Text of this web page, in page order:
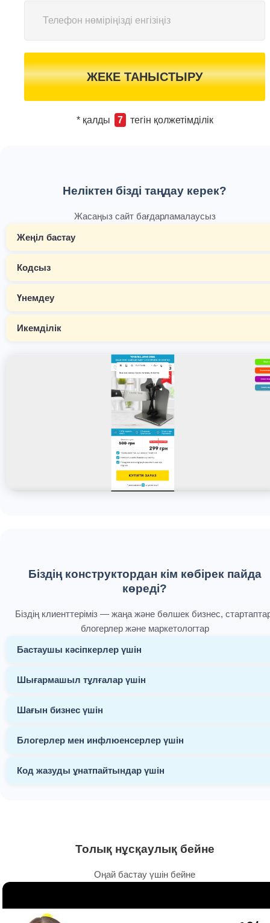
ЖЕКЕ ТАНЫСТЫРУ
* қалды 7 тегін қолжетімділік
Неліктен бізді таңдау керек?
Жасаңыз сайт бағдарламалаусыз
Жеңіл бастау
Кодсыз
Үнемдеу
Икемділік
Біздің конструктордан кім көбірек пайда
көреді?
Біздің клиенттеріміз — жаңа және бөлшек бизнес,
блогерлер және маркетологтар
Бастаушы кәсіпкерлер үшін
Шығармашыл тұлғалар үшін
Шағын бизнес үшін
Блогерлер мен инфлюенсерлер үшін
Код жазуды ұнатпайтындар үшін
Толық нұсқаулық бейне
Оңай бастау үшін бейне